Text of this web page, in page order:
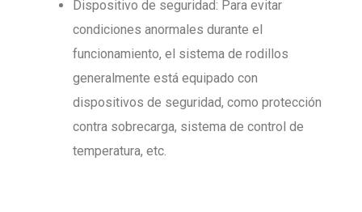
Dispositivo de seguridad: Para evitar
condiciones anormales durante el
funcionamiento, el sistema de rodillos
generalmente está equipado con
dispositivos de seguridad, como protección
contra sobrecarga, sistema de control de
temperatura, etc.